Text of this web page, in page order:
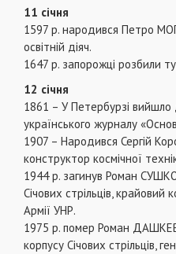
11 січня
1597 р. народився Петро
освітній діяч.
1647 р. запорожці розбили
12 січня
1861 – У Петербурзі
українського журналу
1907 – Народився Сергій
конструктор космічної
1944 р. загинув Роман
Січових стрільців,
Армії УНР.
1975 р. помер Роман
корпусу Січових стрільців,